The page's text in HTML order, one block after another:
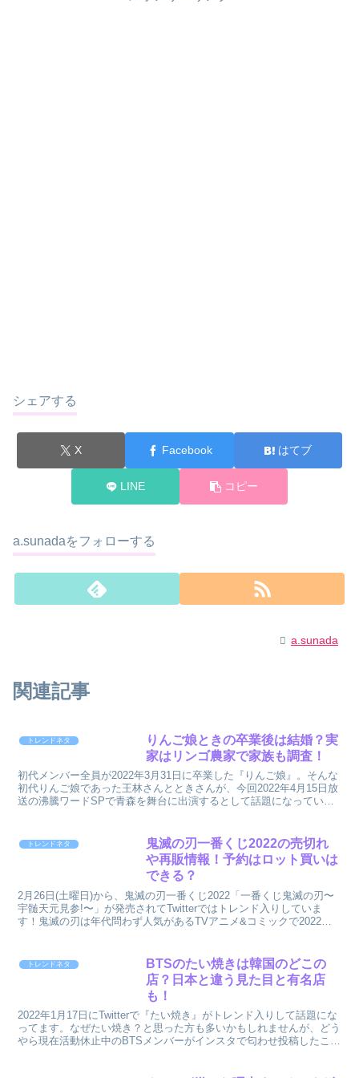
シェアする
X Facebook はてブ
LINE コピー
a.sunadaをフォローする
a.sunada
関連記事
トレンドネタ
りんご娘ときの卒業後は結婚？実
家はリンゴ農家で家族も調査！
初代メンバー全員が2022年3月31日に卒業した『りんご娘』。そんな
初代りんご娘であった王林さんとときさんが、今回2022年4月15日放
送の沸騰ワードSPで青森を舞台に出演するとして話題になっていま
トレンドネタ
鬼滅の刃一番くじ2022の売切れ
や再販情報！予約はロット買いは
できる？
2月26日(土曜日)から、鬼滅の刃一番くじ2022「一番くじ鬼滅の刃〜
宇髄天元見参!〜」が発売されてTwitterではトレンド入りしていま
す！鬼滅の刃は年代問わず人気があるTVアニメ&コミックで2022年
トレンドネタ
BTSのたい焼きは韓国のどこの
店？日本と違う見た目と有名店
も！
2022年1月17日にTwitterで『たい焼き』がトレンド入りして話題にな
ってます。なぜたい焼き？と思った方も多いかもしれませんが、どう
やら現在活動休止中のBTSメンバーがインスタで匂わせ投稿したこと